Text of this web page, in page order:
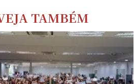
TAMBÉM